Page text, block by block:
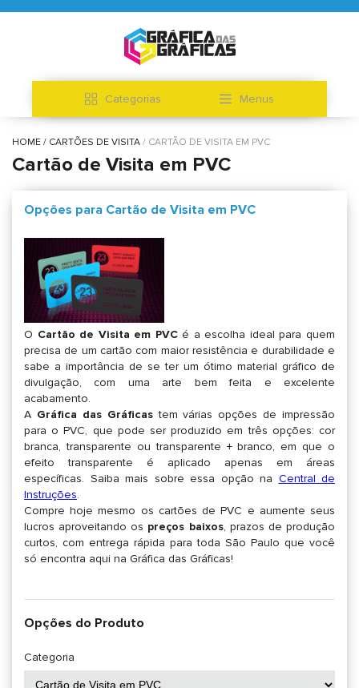
Categorias Menus
HOME CARTÕES DE VISITA CARTÃO DE VISITA EM PVC
Cartão de Visita em PVC
Opções para Cartão de Visita em PVC
O Cartão de Visita em PVCé a escolha ideal para quem
precisa de um cartão com maior resistência e durabilidade e
sabe a importância de se ter um ótimo material gráfico de
divulgação, com uma arte bem feita e excelente
acabamento.
A Gráfica das Gráficastem várias opções de impressão
para o PVC, que pode ser produzido em três opções: cor
branca, transparente ou transparente + branco, em que o
efeito transparente é aplicado apenas em áreas
específicas. Saiba mais sobre essa opção na Central de
Instruções.
Compre hoje mesmo os cartões de PVC e aumente seus
lucros aproveitando os preços baixos, prazos de produção
curtos, com entrega rápida para toda São Paulo que você
só encontra aqui na Gráfica das Gráficas!
Opções do Produto
Categoria